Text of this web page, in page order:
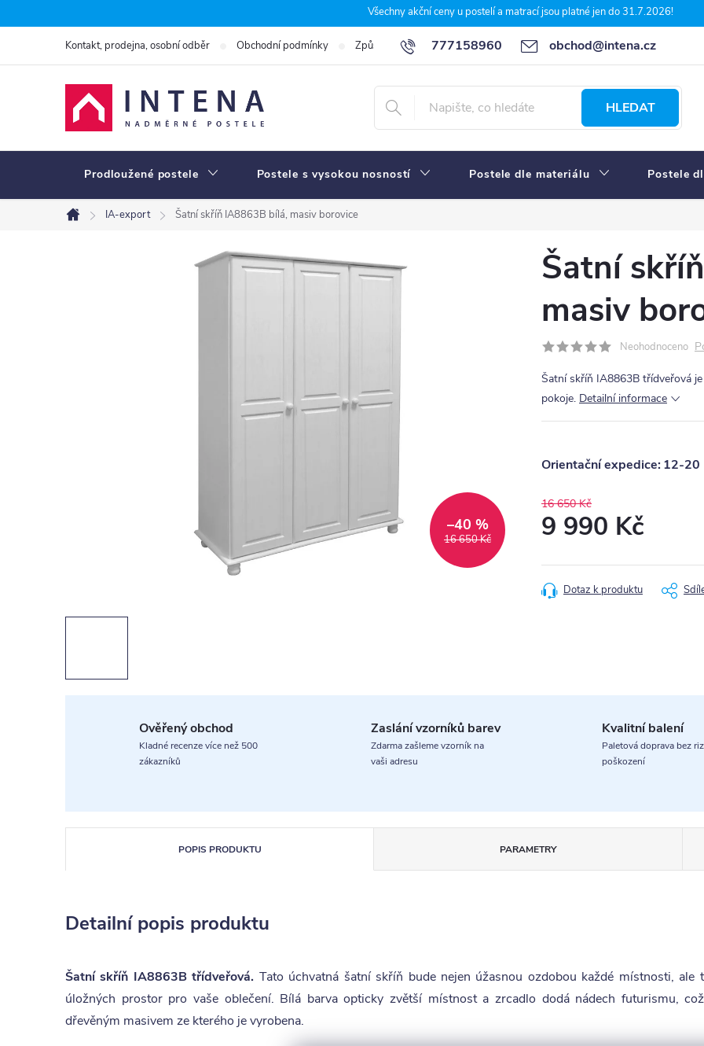
na
Všechny akční ceny u postelí a matrací jsou platné jen do 31.7.2026!
777158960 obchod@intena.cz
Kontakt, prodejna, osobní odběr Obchodní podmínky Způsoby a ceny dopravy 7 důvodů, proč nakupit u Intena nábytek
HLEDAT
Prodloužené postele Postele s vysokou nosností Postele dle materiálu Postele
Domů
IA-export Šatní skříň IA8863B bílá, masiv borovice
16 650 Kč
–40 %
Šatní
masiv
Neohodnoceno
Šatní skříň IA8863B třídveřová
pokoje. Detailní informace
12-20
16 650 Kč
9 990 Kč
cena:
Dotaz k produktu
Ověřený obchod
Kladné recenze více než 500
zákazníků
Zaslání vzorníků barev
Zdarma zašleme vzorník na
vaši adresu
Kvalitní balení
Paletová doprava bez
poškození
POPIS PRODUKTU PARAMETRY
Detailní popis produktu
Šatní skříň IA8863B třídveřová. Tato úchvatná šatní skříň bude nejen úžasnou ozdobou každé místnosti, ale
úložných prostor pro vaše oblečení. Bílá barva opticky zvětší místnost a zrcadlo dodá nádech futurismu,
dřevěným masivem ze kterého je vyrobena.